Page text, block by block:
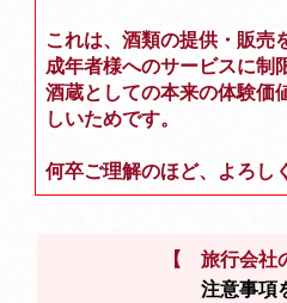
これは、酒類の提供・販売
成年者様へのサービスに制
酒蔵としての本来の体験価
しいためです。
何卒ご理解のほど、よろし
【 旅行会社
注意事項